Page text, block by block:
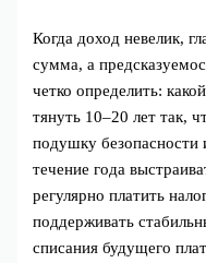
Когда доход невелик,
сумма, а
четко определить:
тянуть 10–20 лет так,
подушку безопасности
течение года
регулярно платить
поддерживать
списания будущего